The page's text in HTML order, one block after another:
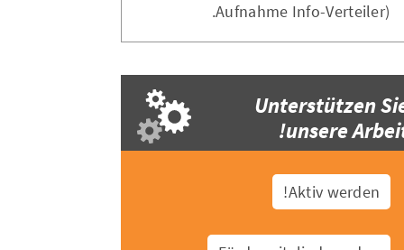
Aufnahme Info-Verteiler).
Unterstützen
unsere
Aktiv werden!